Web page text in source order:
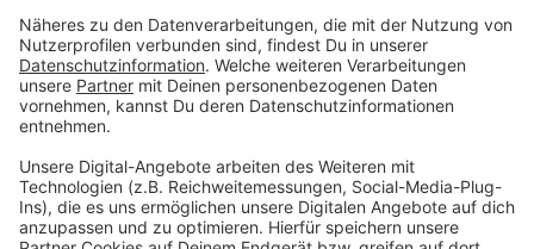
die Wut vieler Bürger wieder einen knappen Drei-
Worte-Satz: "Wir schaffen das." Dies nimmt ihr aber
noch nicht einmal die Schwesterpartei CSU und deren
Vorsitzender Horst Seehofer ab. Das Verhältnis der
Unionsparteien wird empfindlich gestört.
Anzeige